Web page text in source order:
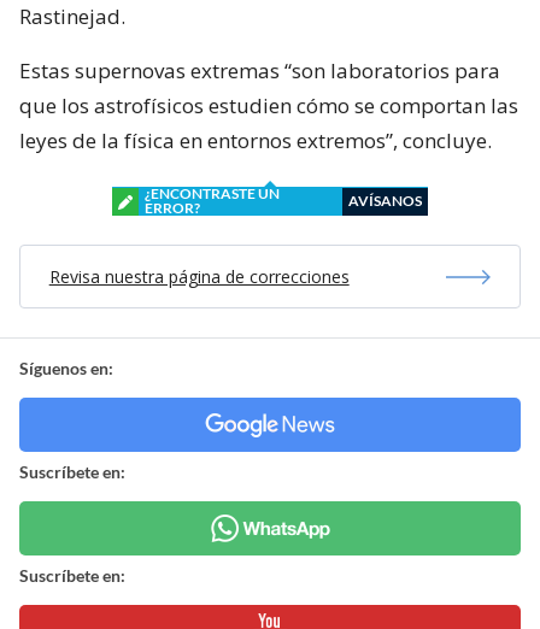
Rastinejad.
Estas supernovas extremas “son laboratorios para
que los astrofísicos estudien cómo se comportan las
leyes de la física en entornos extremos”, concluye.
¿ENCONTRASTE UN
ERROR?
AVÍSANOS
Revisa nuestra página de correcciones
Síguenos en:
Suscríbete en:
Suscríbete en: